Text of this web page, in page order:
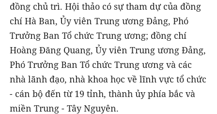
đồng chủ trì. Hội thảo có sự tham dự của đồng
chí Hà Ban, Ủy viên Trung ương Đảng, Phó
Trưởng Ban Tổ chức Trung ương; đồng chí
Hoàng Đăng Quang, Ủy viên Trung ương Đảng,
Phó Trưởng Ban Tổ chức Trung ương và các
nhà lãnh đạo, nhà khoa học về lĩnh vực tổ chức
- cán bộ đến từ 19 tỉnh, thành ủy phía bắc và
miền Trung - Tây Nguyên.